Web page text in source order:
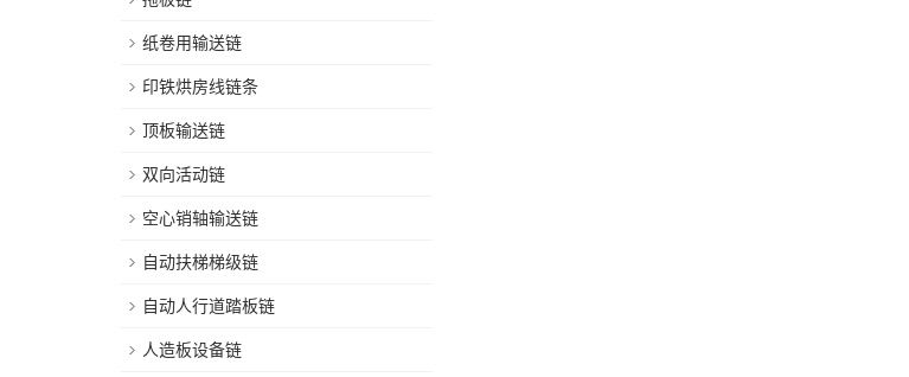
纸卷用输送链
印铁烘房线链条
顶板输送链
双向活动链
空心销轴输送链
自动扶梯梯级链
自动人行道踏板链
人造板设备链